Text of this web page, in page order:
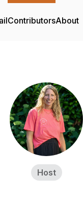
ContributorsAbout
Host